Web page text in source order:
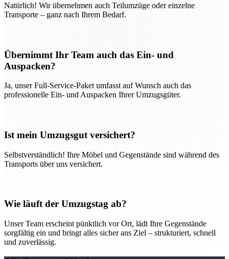
Natürlich! Wir übernehmen auch Teilumzüge oder einzelne
Transporte – ganz nach Ihrem Bedarf.
Übernimmt Ihr Team auch das Ein- und
Auspacken?
Ja, unser Full-Service-Paket umfasst auf Wunsch auch das
professionelle Ein- und Auspacken Ihrer Umzugsgüter.
Ist mein Umzugsgut versichert?
Selbstverständlich! Ihre Möbel und Gegenstände sind während des
Transports über uns versichert.
Wie läuft der Umzugstag ab?
Unser Team erscheint pünktlich vor Ort, lädt Ihre Gegenstände
sorgfältig ein und bringt alles sicher ans Ziel – strukturiert, schnell
und zuverlässig.